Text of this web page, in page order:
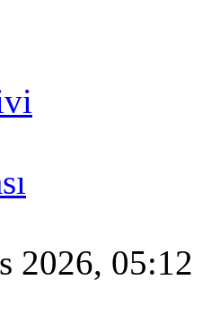
2026, 05:12